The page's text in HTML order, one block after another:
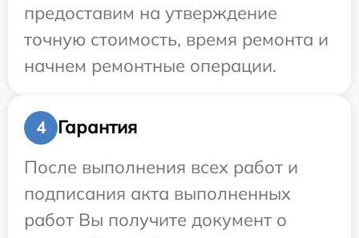
предоставим на утверждение
точную стоимость, время ремонта и
начнем ремонтные операции.
4
Гарантия
После выполнения всех работ и
подписания акта выполненных
работ Вы получите документ о